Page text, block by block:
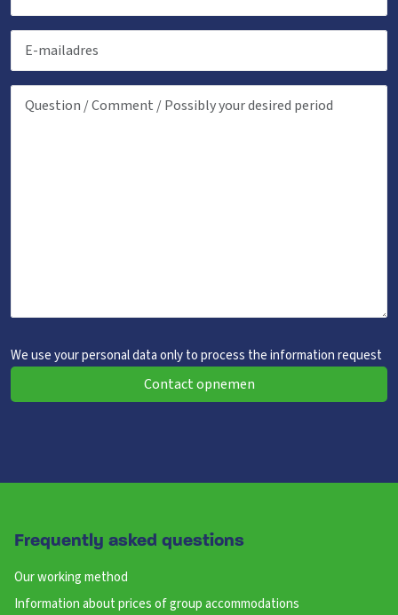
We use your personal data only to process the information request
Contact opnemen
Frequently asked questions
Our working method
Information about prices of group accommodations